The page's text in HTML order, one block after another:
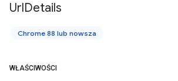
UrlDetails
Chrome 88 lub nowsza
WŁAŚCIWOŚCI